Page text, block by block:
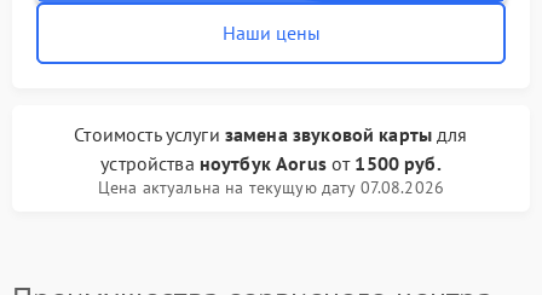
Наши цены
Стоимость услуги замена звуковой карты для
устройства ноутбук Aorusот 1500 руб.
Цена актуальна на текущую дату 07.08.2026